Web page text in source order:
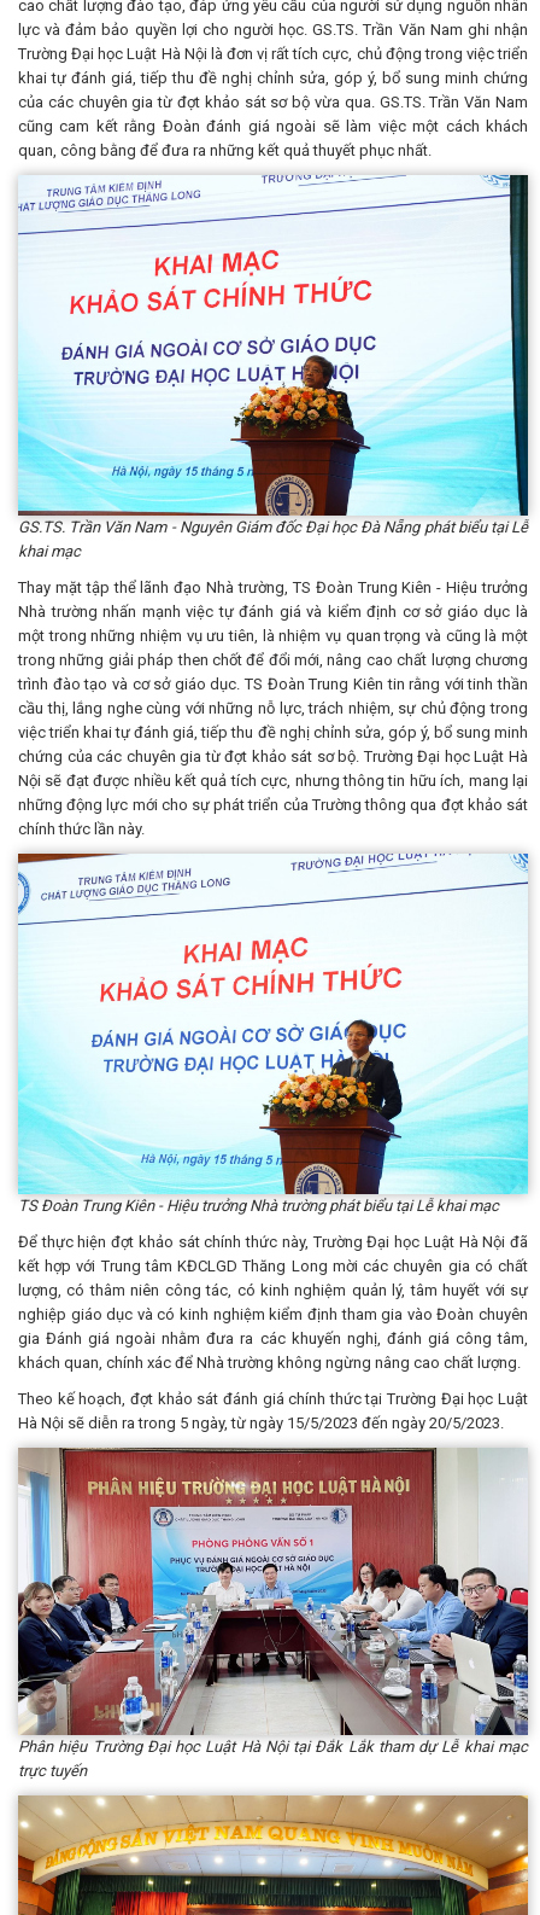
cao chất lượng đào tạo, đáp ứng yêu cầu của người sử dụng nguồn nhân
lực và đảm bảo quyền lợi cho người học. GS.TS. Trần Văn Nam ghi nhận
Trường Đại học Luật Hà Nội là đơn vị rất tích cực, chủ động trong việc triển
khai tự đánh giá, tiếp thu đề nghị chỉnh sửa, góp ý, bổ sung minh chứng
của các chuyên gia từ đợt khảo sát sơ bộ vừa qua. GS.TS. Trần Văn Nam
cũng cam kết rằng Đoàn đánh giá ngoài sẽ làm việc một cách khách
quan, công bằng để đưa ra những kết quả thuyết phục nhất.
GS.TS. Trần Văn Nam - Nguyên Giám đốc Đại học Đà Nẵng phát biểu tại Lễ
khai mạc
Thay mặt tập thể lãnh đạo Nhà trường, TS Đoàn Trung Kiên - Hiệu trưởng
Nhà trường nhấn mạnh việc tự đánh giá và kiểm định cơ sở giáo dục là
một trong những nhiệm vụ ưu tiên, là nhiệm vụ quan trọng và cũng là một
trong những giải pháp then chốt để đổi mới, nâng cao chất lượng chương
trình đào tạo và cơ sở giáo dục. TS Đoàn Trung Kiên tin rằng với tinh thần
cầu thị, lắng nghe cùng với những nỗ lực, trách nhiệm, sự chủ động trong
việc triển khai tự đánh giá, tiếp thu đề nghị chỉnh sửa, góp ý, bổ sung minh
chứng của các chuyên gia từ đợt khảo sát sơ bộ. Trường Đại học Luật Hà
Nội sẽ đạt được nhiều kết quả tích cực, nhưng thông tin hữu ích, mang lại
những động lực mới cho sự phát triển của Trường thông qua đợt khảo sát
chính thức lần này.
TS Đoàn Trung Kiên - Hiệu trưởng Nhà trường phát biểu tại Lễ khai mạc
Để thực hiện đợt khảo sát chính thức này, Trường Đại học Luật Hà Nội đã
kết hợp với Trung tâm KĐCLGD Thăng Long mời các chuyên gia có chất
lượng, có thâm niên công tác, có kinh nghiệm quản lý, tâm huyết với sự
nghiệp giáo dục và có kinh nghiệm kiểm định tham gia vào Đoàn chuyên
gia Đánh giá ngoài nhằm đưa ra các khuyến nghị, đánh giá công tâm,
khách quan, chính xác để Nhà trường không ngừng nâng cao chất lượng.
Theo kế hoạch, đợt khảo sát đánh giá chính thức tại Trường Đại học Luật
Hà Nội sẽ diễn ra trong 5 ngày, từ ngày 15/5/2023 đến ngày 20/5/2023.
Phân hiệu Trường Đại học Luật Hà Nội tại Đắk Lắk tham dự Lễ khai mạc
trực tuyến